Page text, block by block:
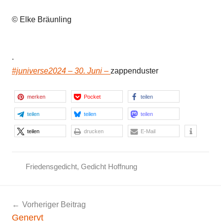
© Elke Bräunling
.
#juniverse2024 – 30. Juni – zappenduster
merken Pocket teilen
teilen teilen teilen
teilen drucken E-Mail
e
Friedensgedicht, Gedicht Hoffnung
Beitragsnavigation
Vorheriger Beitrag
Genervt